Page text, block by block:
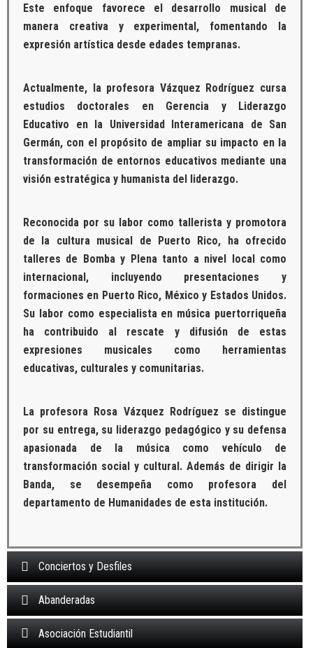
Este enfoque favorece el desarrollo musical de
manera creativa y experimental, fomentando la
expresión artística desde edades tempranas.
Actualmente, la profesora Vázquez Rodríguez cursa
estudios doctorales en Gerencia y Liderazgo
Educativo en la Universidad Interamericana de San
Germán, con el propósito de ampliar su impacto en la
transformación de entornos educativos mediante una
visión estratégica y humanista del liderazgo.
Reconocida por su labor como tallerista y promotora
de la cultura musical de Puerto Rico, ha ofrecido
talleres de Bomba y Plena tanto a nivel local como
internacional, incluyendo presentaciones y
formaciones en Puerto Rico, México y Estados Unidos.
Su labor como especialista en música puertorriqueña
ha contribuido al rescate y difusión de estas
expresiones musicales como herramientas
educativas, culturales y comunitarias.
La profesora Rosa Vázquez Rodríguez se distingue
por su entrega, su liderazgo pedagógico y su defensa
apasionada de la música como vehículo de
transformación social y cultural. Además de dirigir la
Banda, se desempeña como profesora del
departamento de Humanidades de esta institución.
Conciertos y Desfiles
Abanderadas
Asociación Estudiantil